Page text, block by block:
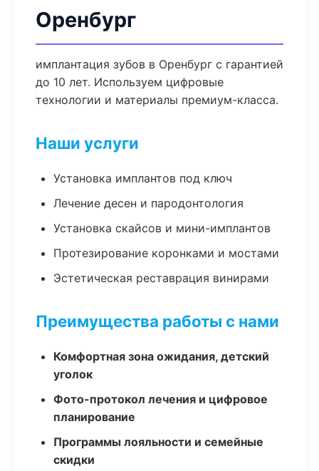
Оренбург
имплантация зубов в Оренбург с гарантией
до 10 лет. Используем цифровые
технологии и материалы премиум-класса.
Наши услуги
Установка имплантов под ключ
Лечение десен и пародонтология
Установка скайсов и мини-имплантов
Протезирование коронками и мостами
Эстетическая реставрация винирами
Преимущества работы с нами
Комфортная зона ожидания, детский
уголок
Фото-протокол лечения и цифровое
планирование
Программы лояльности и семейные
скидки